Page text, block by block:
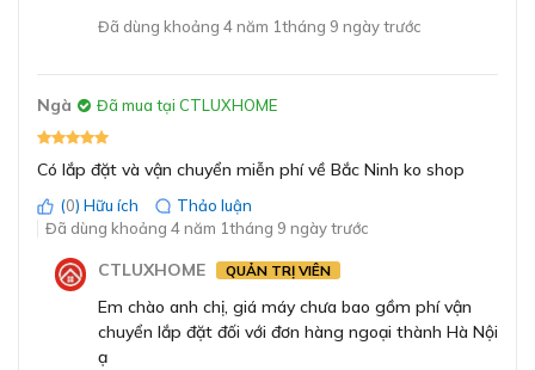
tăng trải nghiệm của người dùng
dùng có thể đánh giá kết quả làm sạch và làm khô hoặc
thời lượng của chương trình thông qua ứng dụng Home
Connect.
Sau đó, máy rửa chén tự động điều chỉnh các cài đặt của
nó và cung cấp một số lựa chọn thay thế cho người
dùng, chẳng hạn như một loại tiết kiệm năng lượng.
Ngoài ra, chương trình sẽ thông báo cho người dùng về
lượng tiêu thụ nước và năng lượng mà chương trình đã
Cảm biến tải
Hệ thống an toàn tự
động
Có
Động cơ BLDC
Chương trình im lặng
theo yêu cầu
Có
Đã dùng khoảng 4 năm 1tháng 9 ngày trước
Ngà Đã mua tại CTLUXHOME
Có lắp đặt và vận chuyển miễn phí về Bắc Ninh ko shop
(0) Hữu ích
Thảo luận
Đã dùng khoảng 4 năm 1tháng 9 ngày trước
CTLUXHOME QUẢN TRỊ VIÊN
Em chào anh chị, giá máy chưa bao gồm phí vận
chuyển lắp đặt đối với đơn hàng ngoại thành Hà Nội
ạ